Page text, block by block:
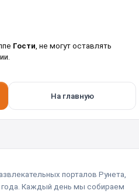
Гости, не могут оставлять
На главную
порталов Рунета,
Каждый день мы собираем